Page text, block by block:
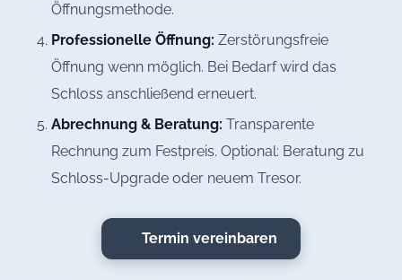
Öffnungsmethode.
Professionelle Öffnung: Zerstörungsfreie
Öffnung wenn möglich. Bei Bedarf wird das
Schloss anschließend erneuert.
Abrechnung & Beratung: Transparente
Rechnung zum Festpreis. Optional: Beratung zu
Schloss-Upgrade oder neuem Tresor.
Termin vereinbaren